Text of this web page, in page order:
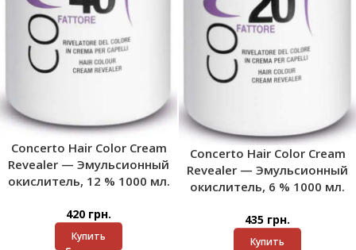
Concerto Hair Color Cream
Revealer — Эмульсионный
окислитель, 12 % 1000 мл.
420 грн.
Купить
Concerto Hair Color Cream
Revealer — Эмульсионный
окислитель, 6 % 1000 мл.
435 грн.
Купить